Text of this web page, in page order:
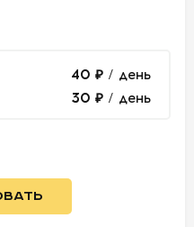
40 ₽ / день
30 ₽ / день